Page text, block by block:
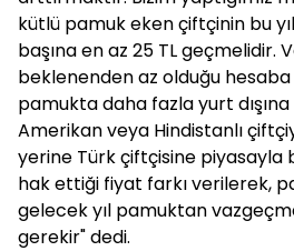
kütlü pamuk eken çiftçinin bu
başına en az 25 TL geçmelidir.
beklenenden az olduğu hesaba
pamukta daha fazla yurt dışına
Amerikan veya Hindistanlı
yerine Türk çiftçisine piyasayla
hak ettiği fiyat farkı verilerek,
gelecek yıl pamuktan
gerekir" dedi.